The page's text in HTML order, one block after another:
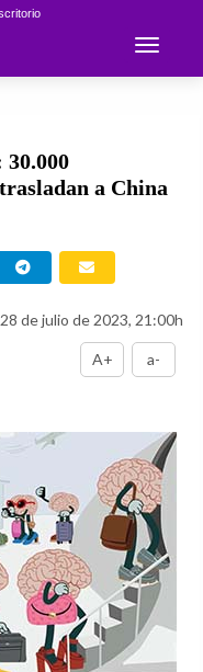
Toggle
30.000
a China
28 de julio de 2023, 21:00h
A+ a-